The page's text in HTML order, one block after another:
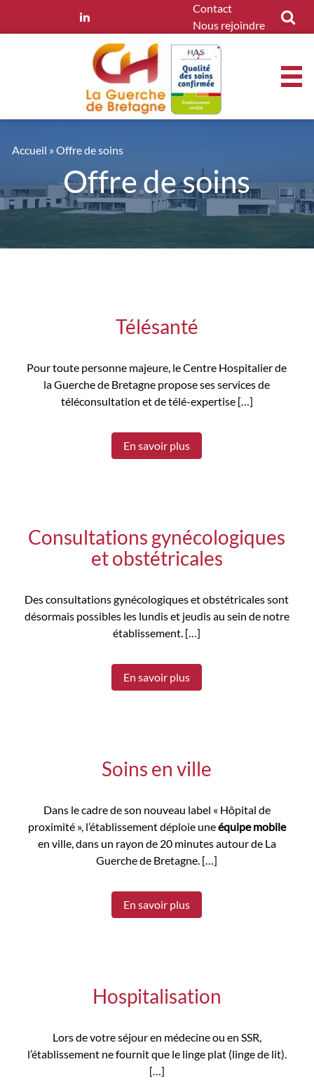
Contact
Nous rejoindre
Offre de soins
Accueil »Offre de soins
Télésanté
Pour toute personne majeure, le Centre Hospitalier de
la Guerche de Bretagne propose ses services de
téléconsultation et de télé-expertise […]
En savoir plus
Consultations gynécologiques
et obstétricales
Des consultations gynécologiques et obstétricales sont
désormais possibles les lundis et jeudis au sein de notre
établissement. […]
En savoir plus
Soins en ville
Dans le cadre de son nouveau label « Hôpital de
proximité », l’établissement déploie uneéquipe mobile
en ville, dans un rayon de 20 minutes autour de La
Guerche de Bretagne. […]
En savoir plus
Hospitalisation
Lors de votre séjour en médecine ou en SSR,
l’établissement ne fournit que le linge plat (linge de lit).
[…]